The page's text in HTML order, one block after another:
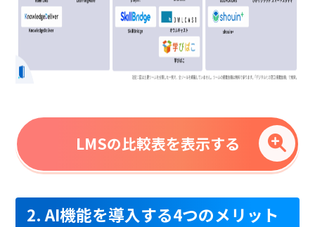
LMSの比較表を表示する
2. AI機能を導入する4つのメリット